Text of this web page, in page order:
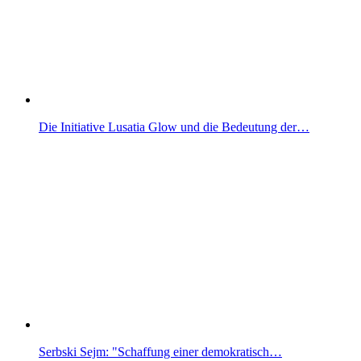
Die Initiative Lusatia Glow und die Bedeutung der…
Serbski Sejm: "Schaffung einer demokratisch…